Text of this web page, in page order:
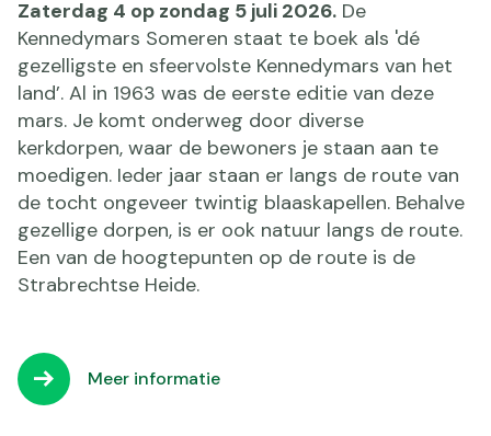
Zaterdag 4 op zondag 5 juli 2026. De
Kennedymars Someren staat te boek als 'dé
gezelligste en sfeervolste Kennedymars van het
land’. Al in 1963 was de eerste editie van deze
mars. Je komt onderweg door diverse
kerkdorpen, waar de bewoners je staan aan te
moedigen. Ieder jaar staan er langs de route van
de tocht ongeveer twintig blaaskapellen. Behalve
gezellige dorpen, is er ook natuur langs de route.
Een van de hoogtepunten op de route is de
Strabrechtse Heide.
Meer informatie